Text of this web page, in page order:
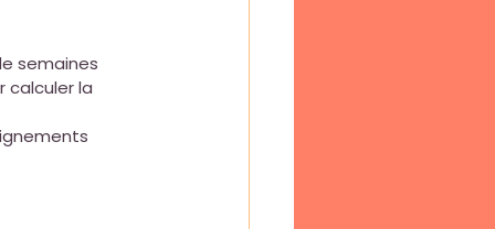
semaines
calculer la